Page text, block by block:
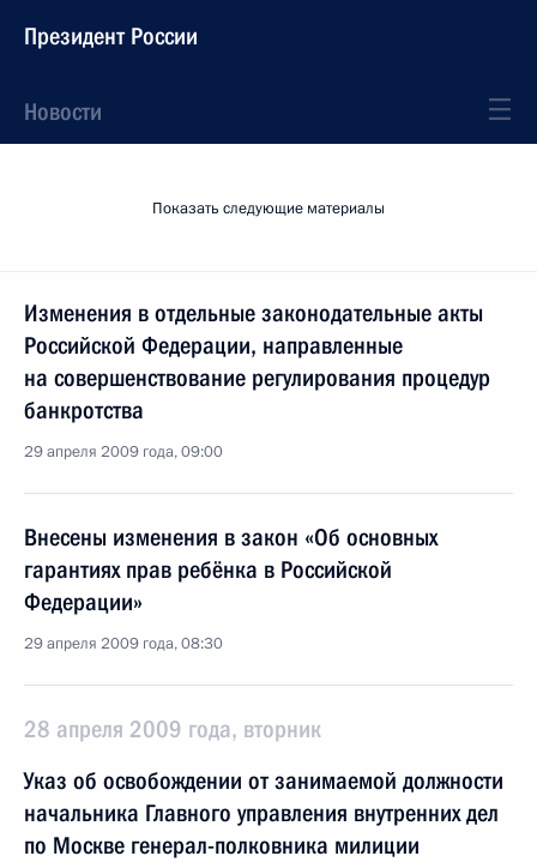
Президент России
Новости
Показать следующие материалы
Изменения в отдельные законодательные акты
Российской Федерации, направленные
на совершенствование регулирования процедур
банкротства
29 апреля 2009 года, 09:00
Внесены изменения в закон «Об основных
гарантиях прав ребёнка в Российской
Федерации»
29 апреля 2009 года, 08:30
28 апреля 2009 года, вторник
Указ об освобождении от занимаемой должности
начальника Главного управления внутренних дел
по Москве генерал-полковника милиции